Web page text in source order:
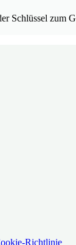
Schlüssel zum
Richtlinie